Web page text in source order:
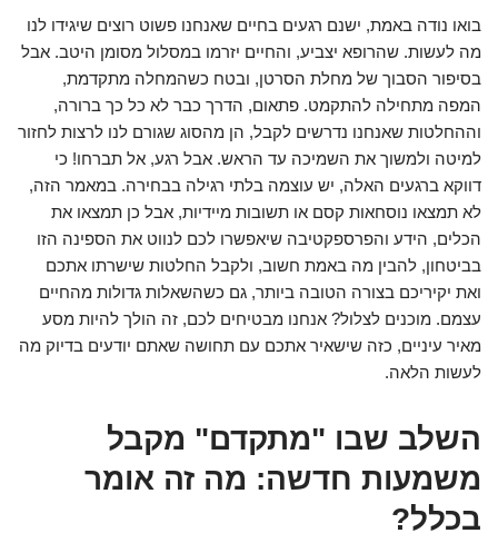
בואו נודה באמת, ישנם רגעים בחיים שאנחנו פשוט רוצים שיגידו לנו
מה לעשות. שהרופא יצביע, והחיים יזרמו במסלול מסומן היטב. אבל
בסיפור הסבוך של מחלת הסרטן, ובטח כשהמחלה מתקדמת,
המפה מתחילה להתקמט. פתאום, הדרך כבר לא כל כך ברורה,
וההחלטות שאנחנו נדרשים לקבל, הן מהסוג שגורם לנו לרצות לחזור
למיטה ולמשוך את השמיכה עד הראש. אבל רגע, אל תברחו! כי
דווקא ברגעים האלה, יש עוצמה בלתי רגילה בבחירה. במאמר הזה,
לא תמצאו נוסחאות קסם או תשובות מיידיות, אבל כן תמצאו את
הכלים, הידע והפרספקטיבה שיאפשרו לכם לנווט את הספינה הזו
בביטחון, להבין מה באמת חשוב, ולקבל החלטות שישרתו אתכם
ואת יקיריכם בצורה הטובה ביותר, גם כשהשאלות גדולות מהחיים
עצמם. מוכנים לצלול? אנחנו מבטיחים לכם, זה הולך להיות מסע
מאיר עיניים, כזה שישאיר אתכם עם תחושה שאתם יודעים בדיוק מה
לעשות הלאה.
השלב שבו "מתקדם" מקבל
משמעות חדשה: מה זה אומר
בכלל?